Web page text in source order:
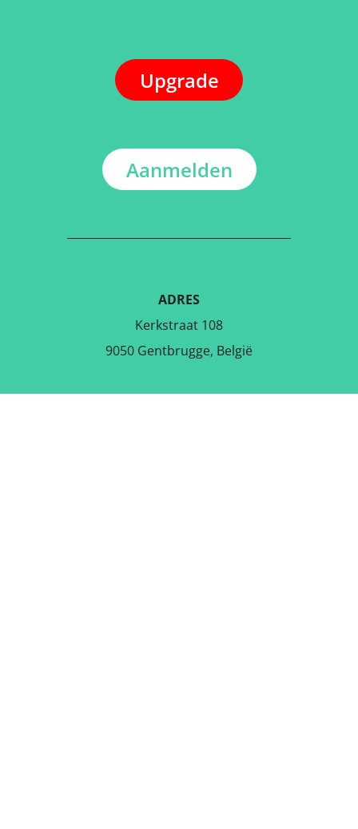
Upgrade
Aanmelden
ADRES
Kerkstraat 108
9050 Gentbrugge, België